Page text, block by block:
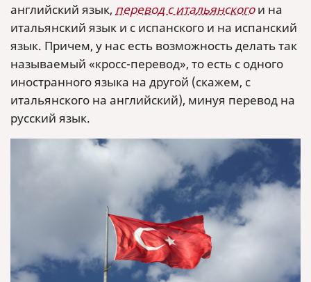
английский язык, перевод с итальянскогои на
итальянский язык и с испанского и на испанский
язык. Причем, у нас есть возможность делать так
называемый «кросс-перевод», то есть с одного
иностранного языка на другой (скажем, с
итальянского на английский), минуя перевод на
русский язык.